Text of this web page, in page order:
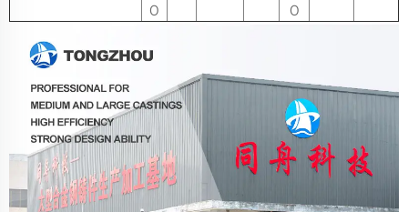
0
0